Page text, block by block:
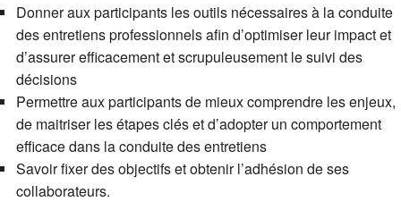
Donner aux participants les outils nécessaires à la conduite
des entretiens professionnels afin d’optimiser leur impact et
d’assurer efficacement et scrupuleusement le suivi des
décisions
Permettre aux participants de mieux comprendre les enjeux,
de maitriser les étapes clés et d’adopter un comportement
efficace dans la conduite des entretiens
Savoir fixer des objectifs et obtenir l’adhésion de ses
collaborateurs.